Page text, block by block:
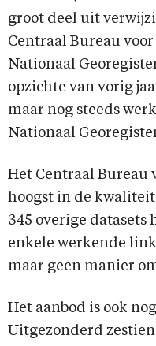
groot deel uit
Centraal Bureau
Nationaal
opzichte van vorig
maar nog steeds
Nationaal
Het Centraal Bureau
hoogst in de
345 overige datasets
enkele werkende
maar geen manier
Het aanbod is ook
Uitgezonderd